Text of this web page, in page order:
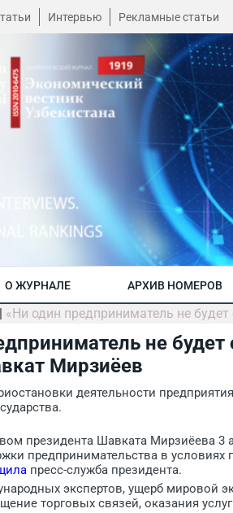
Интервью Рекламные статьи
О ЖУРНАЛЕ АРХИВ НОМЕРОВ
| «Ни один предприниматель не
не будет
Мирзиёев
деятельности
президента Шавката Мирзиёева
предпринимательства в
пресс-служба президента.
экспертов, ущерб мировой
торговых связей, оказания